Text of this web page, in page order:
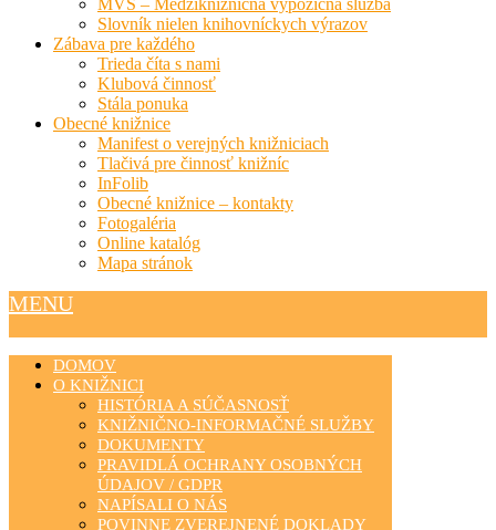
MVS – Medziknižničná výpožičná služba
Slovník nielen knihovníckych výrazov
Zábava pre každého
Trieda číta s nami
Klubová činnosť
Stála ponuka
Obecné knižnice
Manifest o verejných knižniciach
Tlačivá pre činnosť knižníc
InFolib
Obecné knižnice – kontakty
Fotogaléria
Online katalóg
Mapa stránok
MENU
DOMOV
O KNIŽNICI
HISTÓRIA A SÚČASNOSŤ
KNIŽNIČNO-INFORMAČNÉ SLUŽBY
DOKUMENTY
PRAVIDLÁ OCHRANY OSOBNÝCH
ÚDAJOV / GDPR
NAPÍSALI O NÁS
POVINNE ZVEREJNENÉ DOKLADY